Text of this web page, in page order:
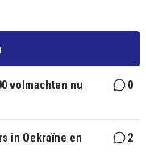
volmachten nu
0
in Oekraïne en
2